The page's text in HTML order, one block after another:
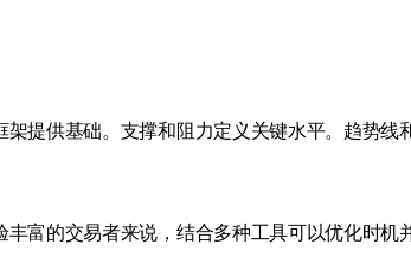
提供基础。支撑和阻力定义关键水平。趋势线
富的交易者来说，结合多种工具可以优化时机